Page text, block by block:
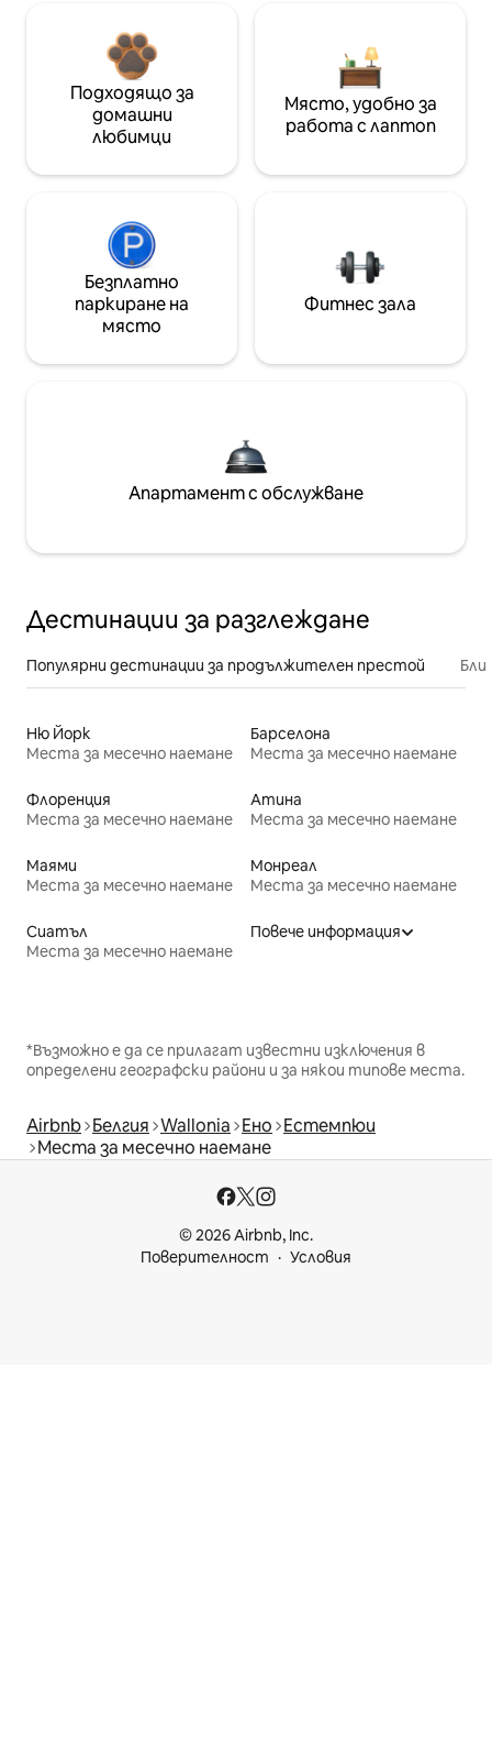
Подходящо за
домашни
любимци
Място, удобно за
работа с лаптоп
Безплатно
паркиране на
място
Фитнес зала
Апартамент с обслужване
Дестинации за разглеждане
Популярни дестинации за продължителен престой
Ню Йорк
Места за месечно наемане
Барселона
Места за месечно наемане
Флоренция
Места за месечно наемане
Атина
Места за месечно наемане
Маями
Места за месечно наемане
Монреал
Места за месечно наемане
Сиатъл
Места за месечно наемане
Повече информация
*Възможно е да се прилагат известни изключения в
определени географски райони и за някои типове места.
Airbnb Белгия Wallonia Ено Естемпюи
Места за месечно наемане
© 2026 Airbnb, Inc.
Поверителност
Условия